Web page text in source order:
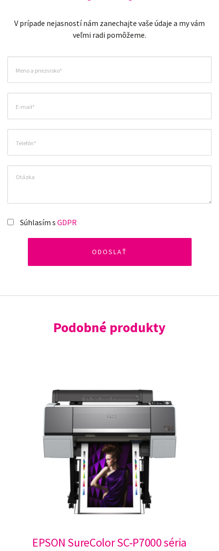
V prípade nejasností nám zanechajte vaše údaje a my vám
veľmi radi pomôžeme.
Súhlasím s GDPR
Podobné produkty
EPSON SureColor SC-P7000 séria